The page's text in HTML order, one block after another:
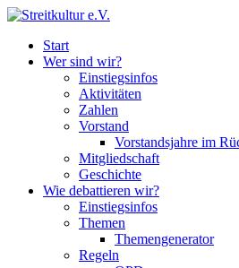
Start
Wer sind wir?
Einstiegsinfos
Aktivitäten
Zahlen
Vorstand
Vorstandsjahre im
Mitgliedschaft
Geschichte
Wie debattieren wir?
Einstiegsinfos
Themen
Themengenerator
Regeln